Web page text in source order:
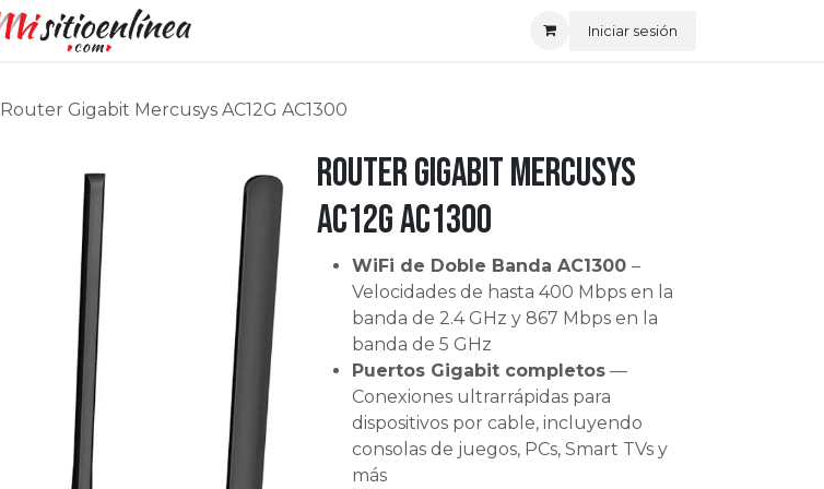
Iniciar sesión
Router Gigabit Mercusys AC12G AC1300
Router Gigabit Mercusys
AC12G AC1300
WiFi de Doble Banda AC1300 –
Velocidades de hasta 400 Mbps en la
banda de 2.4 GHz y 867 Mbps en la
banda de 5 GHz
Puertos Gigabit completos—
Conexiones ultrarrápidas para
dispositivos por cable, incluyendo
consolas de juegos, PCs, Smart TVs y
más